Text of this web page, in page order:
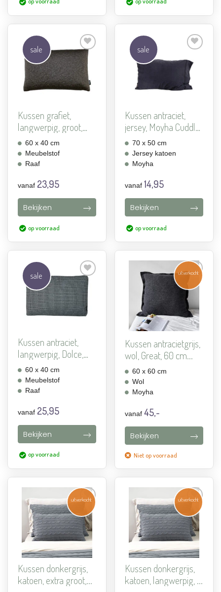
sale
Aan
verlanglijst
toevoegen
Kussen grafiet,
langwerpig, groot,
Lucas...
60 x 40 cm
Meubelstof
Raaf
vanaf 23,95
Bekijken
op voorraad
sale
verlanglijst
toevoegen
Kussen antraciet,
jersey, Moyha Cuddle
A...70 x 50 cm
Jersey katoen
Moyha
vanaf 14,95
Bekijken
op voorraad
sale
Aan
verlanglijst
toevoegen
Kussen antraciet,
langwerpig, Dolce,
Raaf60 x 40 cm
Meubelstof
Raaf
vanaf 25,95
Bekijken
op voorraad
verlanglijst
toevoegen
uitverkocht
Kussen antracietgrijs,
wol, Great, 60 cm...
60 x 60 cm
Wol
Moyha
vanaf 45,-
Bekijken
Niet op voorraad
verlanglijst
toevoegen
uitverkocht
Kussen donkergrijs,
katoen, extra groot,...
verlanglijst
toevoegen
uitverkocht
Kussen donkergrijs,
katoen, langwerpig, ...